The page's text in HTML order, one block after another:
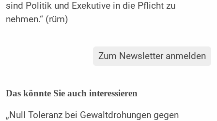
sind Politik und Exekutive in die Pflicht zu
nehmen.“ (rüm)
Zum Newsletter anmelden
Das könnte Sie auch interessieren
„Null Toleranz bei Gewalt­drohungen gegen